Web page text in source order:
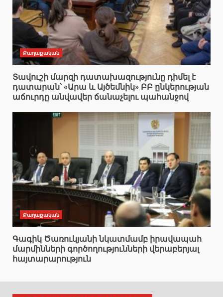
Քաղաքական
Տավուշի մարզի դատախազությունը դիմել է
դատարան՝ «Արա և Այծեմնիկ» ԲԲ ընկերության
աճուրդը անվավեր ճանաչելու պահանջով
Քաղաքական
Գագիկ Ծառուկյանի նկատմամբ իրավապահ
մարմինների գործողությունների վերաբերյալ
հայտարարություն